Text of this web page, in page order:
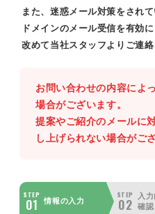
また、迷惑メール対策をされ
ドメインのメール受信を有効に
改めて当社スタッフよりご連絡
お問い合わせの内容によ
場合がございます。
提案やご紹介のメールに
し上げられない場合がご
STEP
01 情報の入力
STEP
02
入
確認